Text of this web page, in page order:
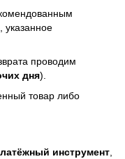
указанное
проводим
дня).
товар либо
инструмент,